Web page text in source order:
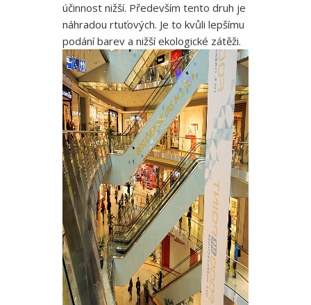
účinnost nižší. Především tento druh je
náhradou rtuťových. Je to kvůli lepšímu
podání barev a nižší ekologické zátěži.